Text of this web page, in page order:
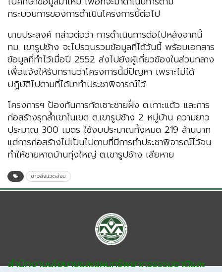
กระบวนการของการดำเนินโครงการนี้ต่อไป
นายประสงค์ กล่าวต่อว่า การดำเนินการต่อไปหลังจากนี้
ทม. เขารูปช้าง จะไปรวบรวมข้อมูลที่ได้วันนี้ พร้อมเอกสาร
ข้อมูลที่ทำไว้เมื่อปี 2552 ส่งไปยังผู้เกี่ยวข้องในส่วนกลาง
เพื่อแจ้งให้รับทราบว่าโครงการนี้มีปัญหา เพราะไม่ได้
ปฏิบัติไปตามที่ได้มาทำประชาพิจารณ์ไว้
โครงการฯ ป้องกันการกัดเซาะชายฝั่ง ต.เกาะแต้ว และการ
ก่อสร้างรุกล้ำเขาในเขต ต.เขารูปช้าง 2 หมู่บ้าน ความยาว
ประมาณ 300 เมตร ใช้งบประมาณทั้งหมด 219 ล้านบาท
แต่การก่อสร้างไม่เป็นไปตามที่มีการทำประชาพิจารณ์ไว้จน
ทำให้ชายหาดบ้านทุ่งใหญ่ ต.เขารูปช้าง เสียหาย
ข่าวสิ่งแวดล้อม
สำนักงานนโยบายและแผนทรัพยากรธรรมชาติและ